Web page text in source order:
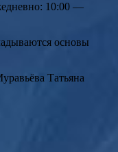
10:00 —
основы
Татьяна